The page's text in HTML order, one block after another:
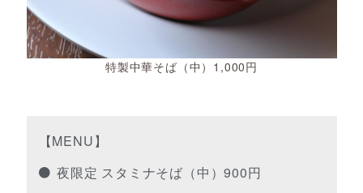
特製中華そば（中）1,000円
【MENU】
夜限定 スタミナそば（中）900円